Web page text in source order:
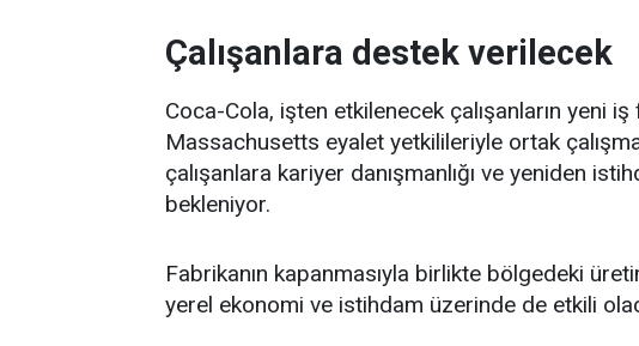
Çalışanlara destek verilecek
Coca-Cola, işten etkilenecek çalışanların yeni
Massachusetts eyalet yetkilileriyle ortak
çalışanlara kariyer danışmanlığı ve yeniden
bekleniyor.
Fabrikanın kapanmasıyla birlikte bölgedeki
yerel ekonomi ve istihdam üzerinde de etkili